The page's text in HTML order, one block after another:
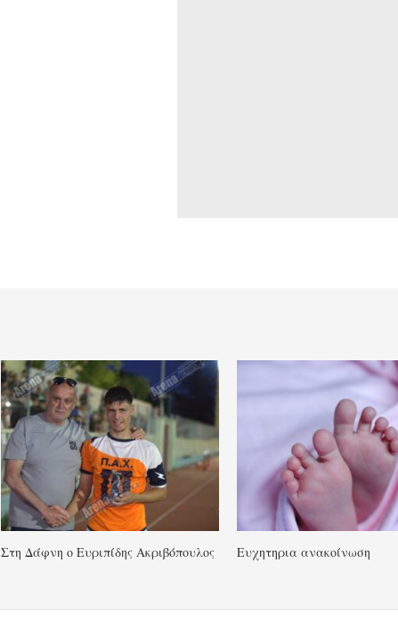
Στη Δάφνη ο Ευριπίδης Ακριβόπουλος Ευχητηρια ανακοίνωση